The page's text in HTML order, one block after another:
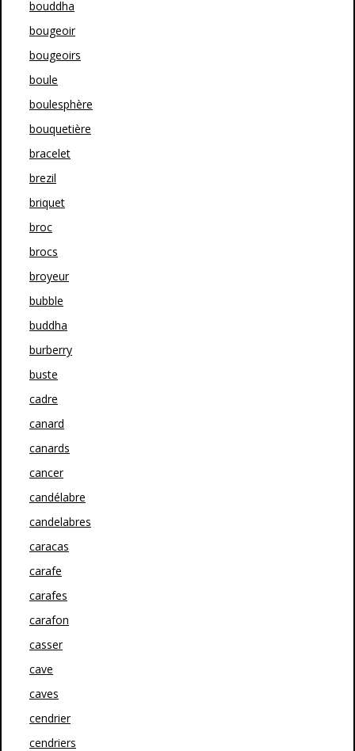
bouddha
bougeoir
bougeoirs
boule
boulesphère
bouquetière
bracelet
brezil
briquet
broc
brocs
broyeur
bubble
buddha
burberry
buste
cadre
canard
canards
cancer
candélabre
candelabres
caracas
carafe
carafes
carafon
casser
cave
caves
cendrier
cendriers